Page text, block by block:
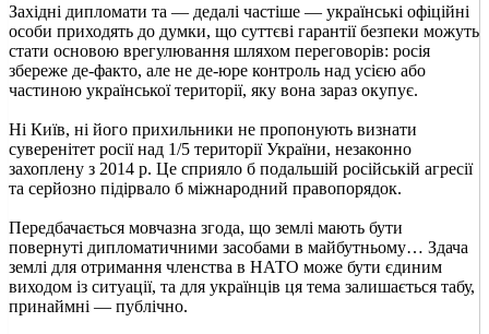
Західні дипломати та — дедалі частіше — українські офіційні
особи приходять до думки, що суттєві гарантії безпеки можуть
стати основою врегулювання шляхом переговорів: росія
збереже де-факто, але не де-юре контроль над усією або
частиною української території, яку вона зараз окупує.
Ні Київ, ні його прихильники не пропонують визнати
суверенітет росії над 1/5 території України, незаконно
захоплену з 2014 р. Це сприяло б подальшій російській агресії
та серйозно підірвало б міжнародний правопорядок.
Передбачається мовчазна згода, що землі мають бути
повернуті дипломатичними засобами в майбутньому… Здача
землі для отримання членства в НАТО може бути єдиним
виходом із ситуації, та для українців ця тема залишається табу,
принаймні — публічно.